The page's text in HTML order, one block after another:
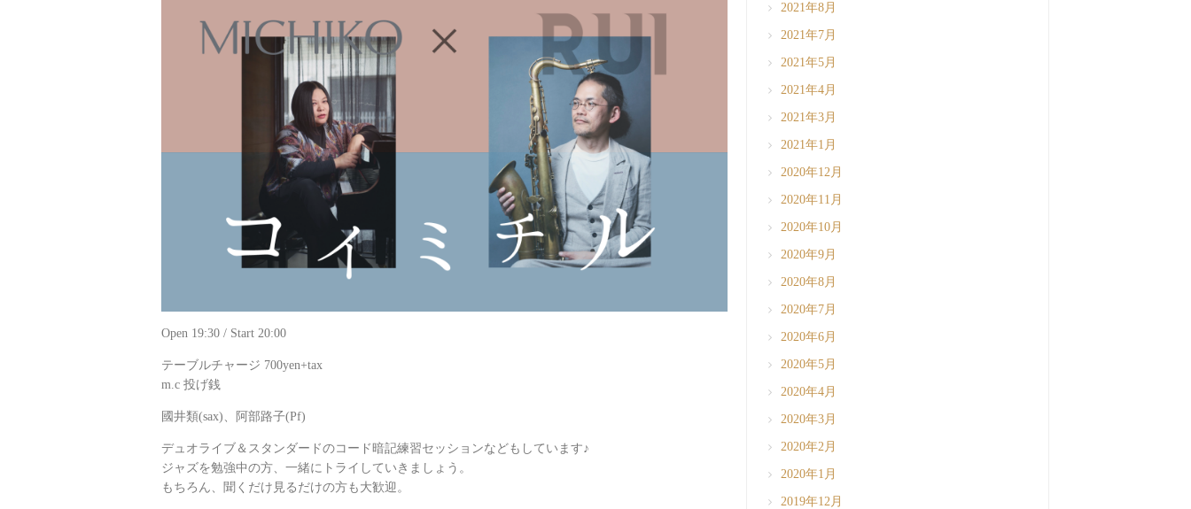
Open 19:30 / Start 20:00
テーブルチャージ 700yen+tax
m.c 投げ銭
國井類(sax)、阿部路子(Pf)
デュオライブ＆スタンダードのコード暗記練習セッションなどもしています♪
ジャズを勉強中の方、一緒にトライしていきましょう。
もちろん、聞くだけ見るだけの方も大歓迎。
2021年8月
2021年7月
2021年5月
2021年4月
2021年3月
2021年1月
2020年12月
2020年11月
2020年10月
2020年9月
2020年8月
2020年7月
2020年6月
2020年5月
2020年4月
2020年3月
2020年2月
2020年1月
2019年12月